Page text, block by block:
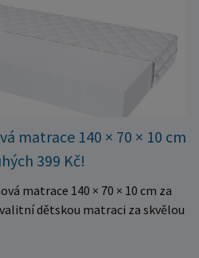
objednávky rychle expedovat.
a dopřejte své matraci kvalitní
výhodnou cenu.
matrace 140 × 70 × 10 cm
399 Kč!
matrace 140 × 70 × 10 cm za
dětskou matraci za skvělou